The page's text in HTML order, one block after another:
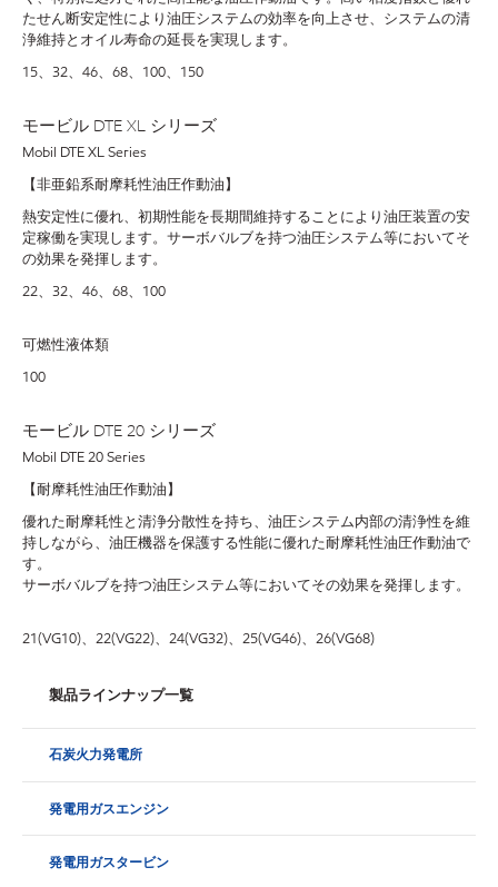
たせん断安定性により油圧システムの効率を向上させ、システムの清
浄維持とオイル寿命の延長を実現します。
15、32、46、68、100、150
モービル DTE XL シリーズ
Mobil DTE XL Series
【非亜鉛系耐摩耗性油圧作動油】
熱安定性に優れ、初期性能を長期間維持することにより油圧装置の安
定稼働を実現します。サーボバルブを持つ油圧システム等においてそ
の効果を発揮します。
22、32、46、68、100
可燃性液体類
100
モービル DTE 20 シリーズ
Mobil DTE 20 Series
【耐摩耗性油圧作動油】
優れた耐摩耗性と清浄分散性を持ち、油圧システム内部の清浄性を維
持しながら、油圧機器を保護する性能に優れた耐摩耗性油圧作動油で
す。
サーボバルブを持つ油圧システム等においてその効果を発揮します。
21(VG10)、22(VG22)、24(VG32)、25(VG46)、26(VG68)
製品ラインナップ一覧
石炭火力発電所
発電用ガスエンジン
発電用ガスタービン